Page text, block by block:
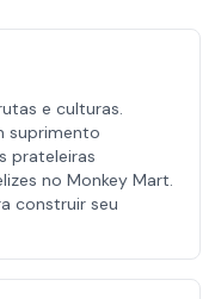
e culturas.
suprimento
prateleiras
no Monkey Mart.
construir seu